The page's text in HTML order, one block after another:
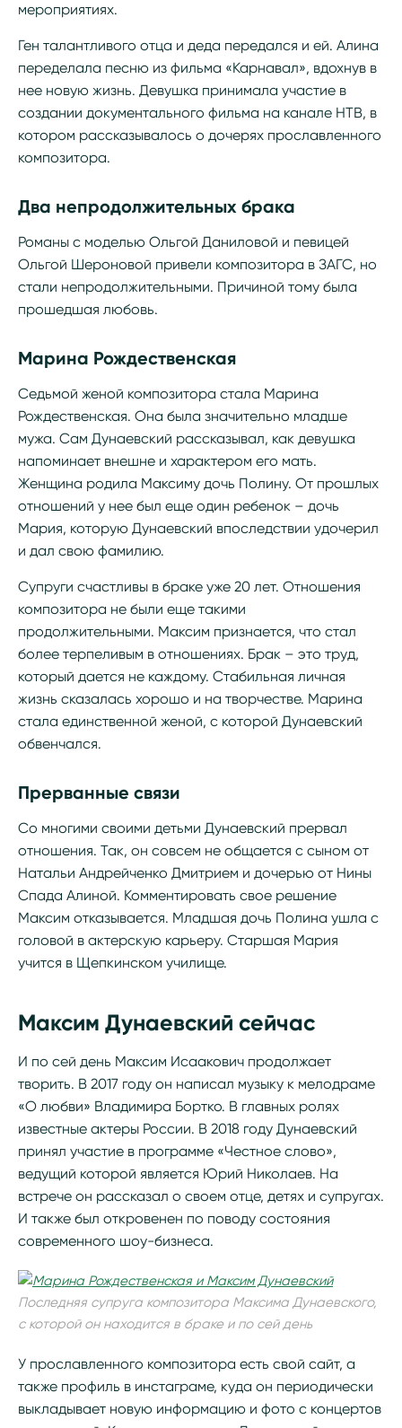
мероприятиях.
Ген талантливого отца и деда передался и ей. Алина
переделала песню из фильма «Карнавал», вдохнув в
нее новую жизнь. Девушка принимала участие в
создании документального фильма на канале НТВ, в
котором рассказывалось о дочерях прославленного
композитора.
Два непродолжительных брака
Романы с моделью Ольгой Даниловой и певицей
Ольгой Шероновой привели композитора в ЗАГС, но
стали непродолжительными. Причиной тому была
прошедшая любовь.
Марина Рождественская
Седьмой женой композитора стала Марина
Рождественская. Она была значительно младше
мужа. Сам Дунаевский рассказывал, как девушка
напоминает внешне и характером его мать.
Женщина родила Максиму дочь Полину. От прошлых
отношений у нее был еще один ребенок – дочь
Мария, которую Дунаевский впоследствии удочерил
и дал свою фамилию.
Супруги счастливы в браке уже 20 лет. Отношения
композитора не были еще такими
продолжительными. Максим признается, что стал
более терпеливым в отношениях. Брак – это труд,
который дается не каждому. Стабильная личная
жизнь сказалась хорошо и на творчестве. Марина
стала единственной женой, с которой Дунаевский
обвенчался.
Прерванные связи
Со многими своими детьми Дунаевский прервал
отношения. Так, он совсем не общается с сыном от
Натальи Андрейченко Дмитрием и дочерью от Нины
Спада Алиной. Комментировать свое решение
Максим отказывается. Младшая дочь Полина ушла с
головой в актерскую карьеру. Старшая Мария
учится в Щепкинском училище.
Максим Дунаевский сейчас
И по сей день Максим Исаакович продолжает
творить. В 2017 году он написал музыку к мелодраме
«О любви» Владимира Бортко. В главных ролях
известные актеры России. В 2018 году Дунаевский
принял участие в программе «Честное слово»,
ведущий которой является Юрий Николаев. На
встрече он рассказал о своем отце, детях и супругах.
И также был откровенен по поводу состояния
современного шоу-бизнеса.
Последняя супруга композитора Максима Дунаевского,
с которой он находится в браке и по сей день
У прославленного композитора есть свой сайт, а
также профиль в инстаграме, куда он периодически
выкладывает новую информацию и фото с концертов